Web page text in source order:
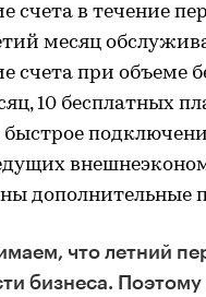
счета в течение
месяц
счета при объеме
10 бесплатных
быстрое
дополнительные
что летний
бизнеса.